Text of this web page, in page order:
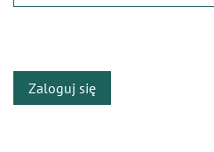
Zaloguj się